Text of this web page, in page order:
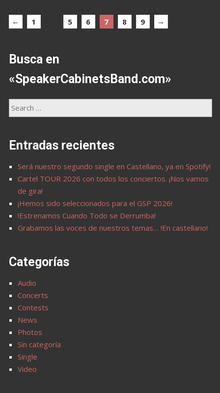
← 1 5 6 7 8 9 →
Busca en
«SpeakerCabinetsBand.com»
Entradas recientes
Será nuestro segundo single en Castellano, ya en Spotify!
Cartel TOUR 2026 con todos los conciertos. ¡Nos vamos
de gira!
¡Hemos sido seleccionados para el GSP 2026!
!Estrenamos Cuando Todo se Derrumba!
Grabamos las voces de nuestros temas… !En castellano!
Categorías
Audio
Concerts
Contests
News
Photos
Sin categoría
Single
Video